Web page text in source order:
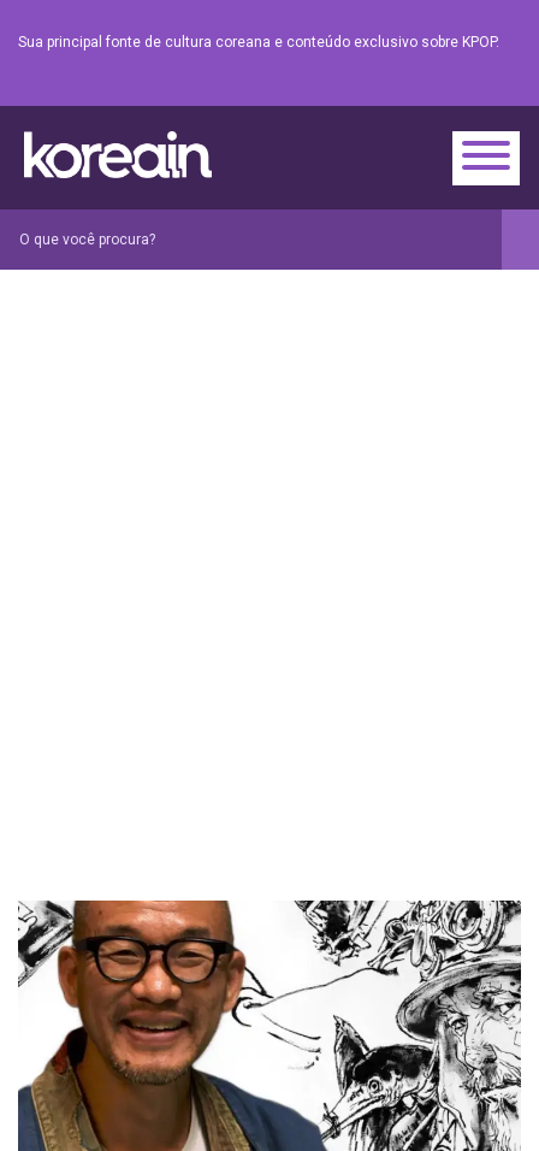
Sua principal fonte de cultura coreana e conteúdo exclusivo sobre KPOP.